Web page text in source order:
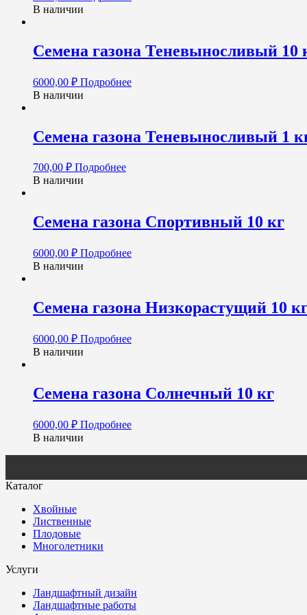
В наличии
Семена газона Теневыносливый 10
6000,00 ₽ Подробнее
В наличии
Семена газона Теневыносливый 1
700,00 ₽ Подробнее
В наличии
Семена газона Спортивный 10 кг
6000,00 ₽ Подробнее
В наличии
Семена газона Низкорастущий 10
6000,00 ₽ Подробнее
В наличии
Семена газона Солнечный 10 кг
6000,00 ₽ Подробнее
В наличии
Каталог
Хвойные
Лиственные
Плодовые
Многолетники
Услуги
Ландшафтный дизайн
Ландшафтные работы